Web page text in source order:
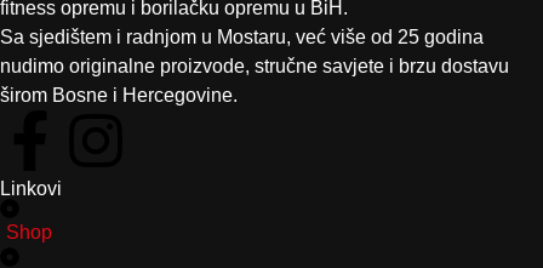
fitness opremu i borilačku opremu u BiH.
Sa sjedištem i radnjom u Mostaru, već više od 25 godina
nudimo originalne proizvode, stručne savjete i brzu dostavu
širom Bosne i Hercegovine.
Linkovi
Shop